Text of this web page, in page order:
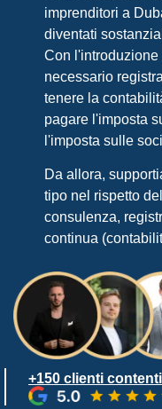
imprenditori a
diventati
Con l'introduzione
necessario
tenere la
pagare l'imposta
l'imposta sulle
Da allora,
tipo nel rispetto
consulenza,
continua
+150 clienti contenti